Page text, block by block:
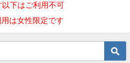
下はご利用不可
は女性限定です